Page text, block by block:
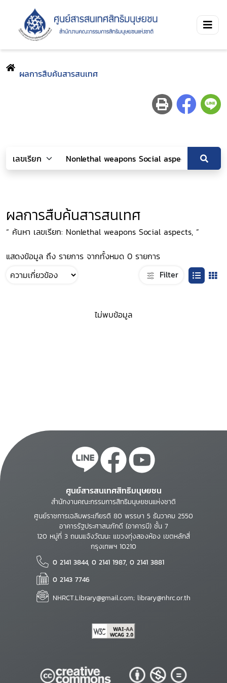
ผลการสืบค้นสารสนเทศ
ผลการสืบค้นสารสนเทศ
“ ค้นหา เลขเรียก: Nonlethal weapons Social aspects, ”
แสดงข้อมูล ถึง รายการ จากทั้งหมด 0 รายการ
Filter
ไม่พบข้อมูล
ศูนย์สารสนเทศสิทธิมนุษยชน
สำนักงานคณะกรรมการสิทธิมนุษยชนแห่งชาติ
ศูนย์ราชการเฉลิมพระเกียรติ 80 พรรษา 5 ธันวาคม 2550
อาคารรัฐประศาสนภักดี (อาคารบี) ชั้น 7
120 หมู่ที่ 3 ถนนแจ้งวัฒนะ แขวงทุ่งสองห้อง เขตหลักสี่
กรุงเทพฯ 10210
0 2141 3844, 0 2141 1987, 0 2141 3881
0 2143 7746
NHRCT.Library@gmail.com; library@nhrc.or.th